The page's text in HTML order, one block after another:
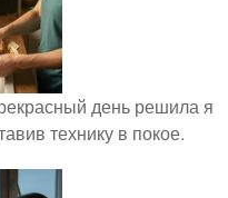
день решила я
технику в покое.